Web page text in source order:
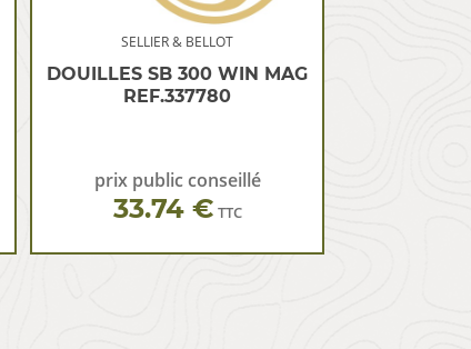
SELLIER & BELLOT
DOUILLES SB 300 WIN MAG
REF.337780
prix public conseillé
33.74 € TTC